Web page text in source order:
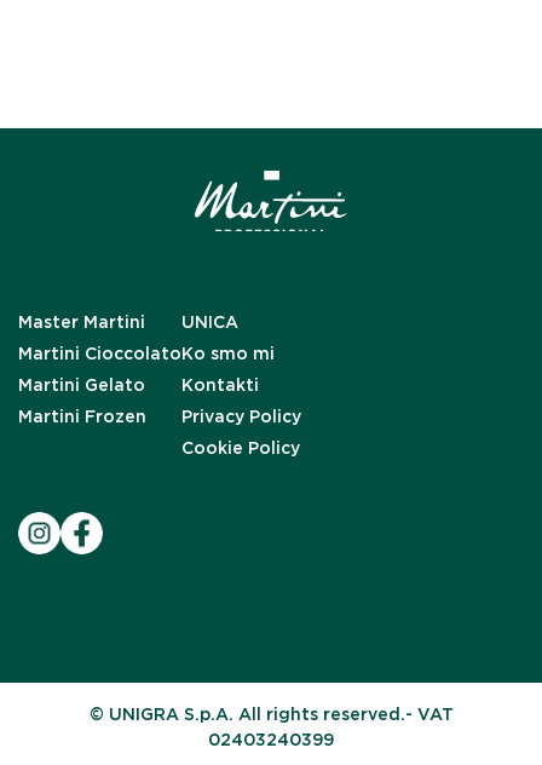
Master Martini
Martini Cioccolato
Martini Gelato
Martini Frozen
UNICA
Ko smo mi
Kontakti
Privacy Policy
Cookie Policy
© UNIGRA S.p.A. All rights reserved.- VAT
02403240399